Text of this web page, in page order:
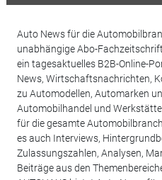
Auto News für die
unabhängige Abo-
ein tagesaktuelles B2B-Online-
News, Wirtschaftsnachrichten,
zu Automodellen, Automarken
Automobilhandel und
für die gesamte
es auch Interviews,
Zulassungszahlen, Analysen,
Beiträge aus den